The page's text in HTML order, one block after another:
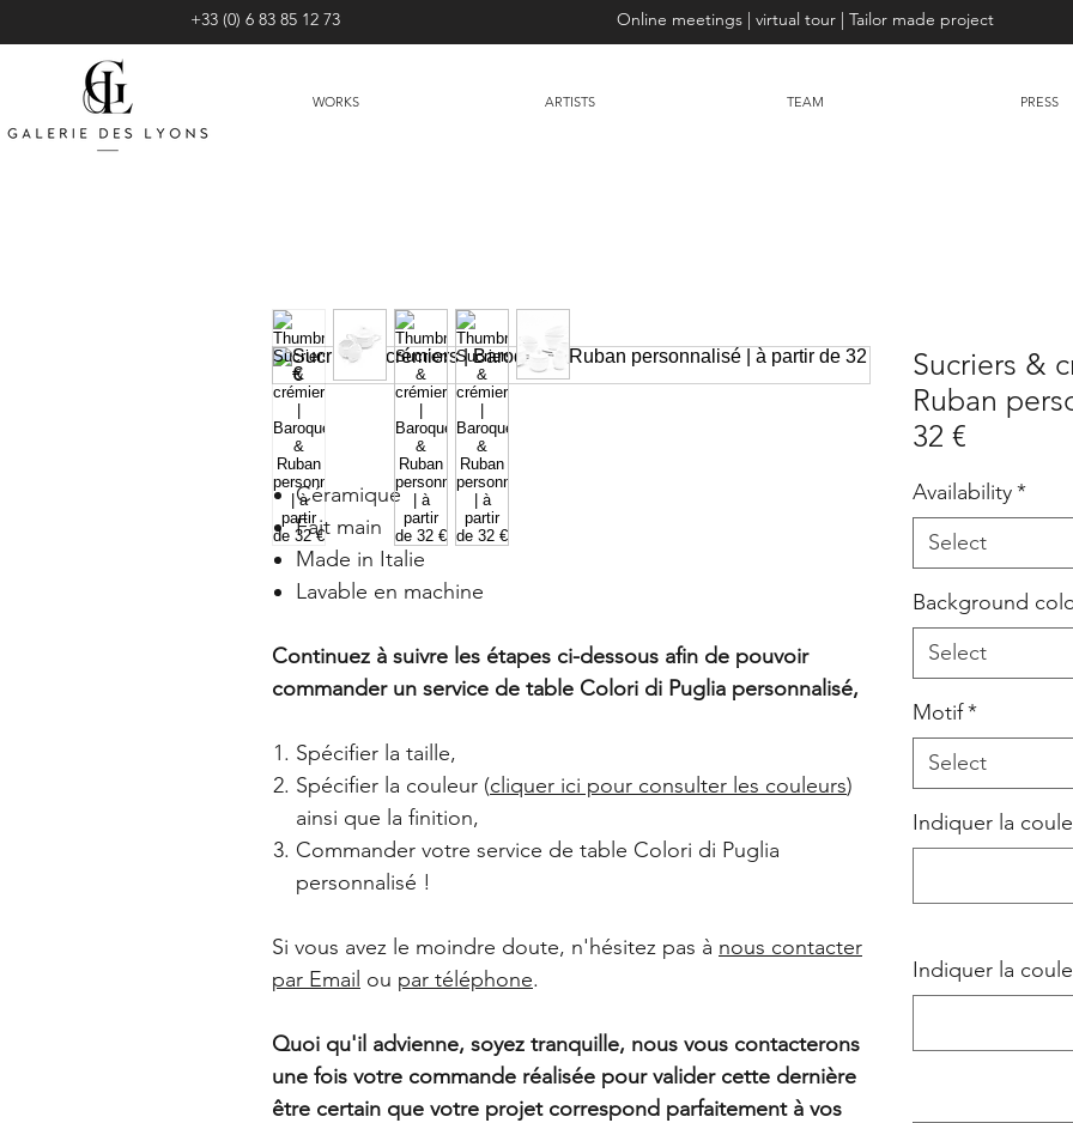
+33 (0) 6 83 85 12 73 Online meetings | virtual tour | Tailor made project
WORKS ARTISTS TEAM PRESS
Céramique
Fait main
Made in Italie
Lavable en machine
Continuez à suivre les étapes ci-dessous afin de pouvoir
commander un service de table Colori di Puglia personnalisé,
Spécifier la taille,
Spécifier la couleur (cliquer ici pour consulter les couleurs)
ainsi que la finition,
Commander votre service de table Colori di Puglia
personnalisé !
Si vous avez le moindre doute, n'hésitez pas à nous contacter
par Email ou par téléphone.
Quoi qu'il advienne, soyez tranquille, nous vous contacterons
une fois votre commande réalisée pour valider cette dernière
être certain que votre projet correspond parfaitement à vos
Sucriers &
Ruban
32 €
Availability*
Select
Background
Select
Motif*
Select
Indiquer la
Indiquer la